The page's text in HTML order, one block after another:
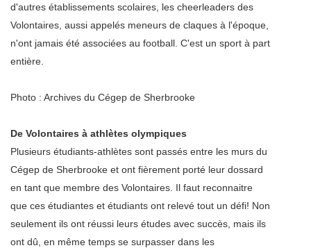
d'autres établissements scolaires, les cheerleaders des
Volontaires, aussi appelés meneurs de claques à l'époque,
n'ont jamais été associées au football. C'est un sport à part
entière.
Photo : Archives du Cégep de Sherbrooke
De Volontaires à athlètes olympiques
Plusieurs étudiants-athlètes sont passés entre les murs du
Cégep de Sherbrooke et ont fièrement porté leur dossard
en tant que membre des Volontaires. Il faut reconnaitre
que ces étudiantes et étudiants ont relevé tout un défi! Non
seulement ils ont réussi leurs études avec succès, mais ils
ont dû, en même temps se surpasser dans les